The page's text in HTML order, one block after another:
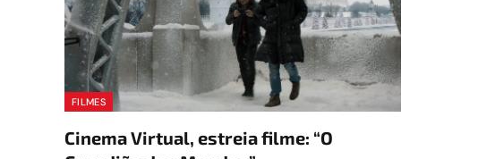
FILMES
Cinema Virtual, estreia filme: “O